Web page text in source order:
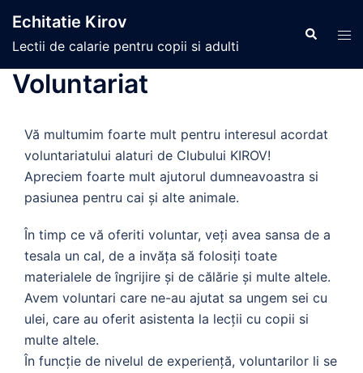
content
Echitatie Kirov
Lectii de calarie pentru copii si adulti
Search
Voluntariat
Vă multumim foarte mult pentru interesul acordat
voluntariatului alaturi de Clubului KIROV!
Apreciem foarte mult ajutorul dumneavoastra si
pasiunea pentru cai și alte animale.
În timp ce vă oferiti voluntar, veți avea sansa de a
tesala un cal, de a invăța să folosiți toate
materialele de îngrijire și de călărie și multe altele.
Avem voluntari care ne-au ajutat sa ungem sei cu
ulei, care au oferit asistenta la lecții cu copii si
multe altele.
În funcție de nivelul de experiență, voluntarilor li se